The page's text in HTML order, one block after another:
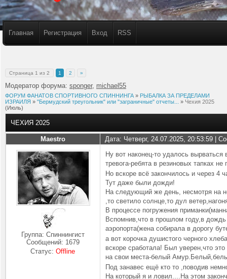
Главная Регистрация Вход RSS
Страница 1 из 2 1 2 »
Модератор форума: sponger, michael55
ФОРУМ ФАНАТОВ СПОРТИВНОГО СПИННИНГА » РЫБАЛКА ЗА ПРЕДЕЛАМИ
ИЗРАИЛЯ » "Бермудский треугольник" или "заграничные" отчеты... » Чехия 2025
(Июль)
ЧЕХИЯ 2025
Maestro Дата: Четверг, 24.07.2025, 20:53:59 |
Группа: Спиннингист
Сообщений: 1679
Статус:Offline
Ну вот наконец-то удалось
тревога-ребята в резиновых тапках
Но вскоре всё закончилось и через
Тут даже были дожди!
На следующий же день, несмотря на
,то светило солнце,то дул
В процессе погружения
Вспомнив,что в прошлом году,в
аэропорта(жена собирала в дорогу
а вот корочка душистого черного
вскоре сработала! Был уверен,что
на свои места-белый
Под занавес ещё кто то ,поводив
На который я и ловил....На этом